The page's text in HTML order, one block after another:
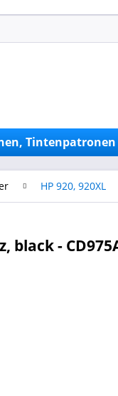
Tintenpatronen
HP 920, 920XL
-